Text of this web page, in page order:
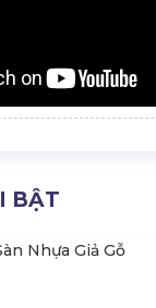
BẬT
Nhựa Giả Gỗ